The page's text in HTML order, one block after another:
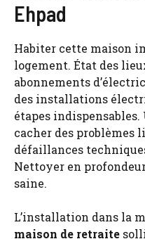
Ehpad
Habiter cette maison
logement. État des
abonnements
des installations
étapes
cacher des problèmes
défaillances
Nettoyer en
saine.
L’installation dans la
maison de retraite